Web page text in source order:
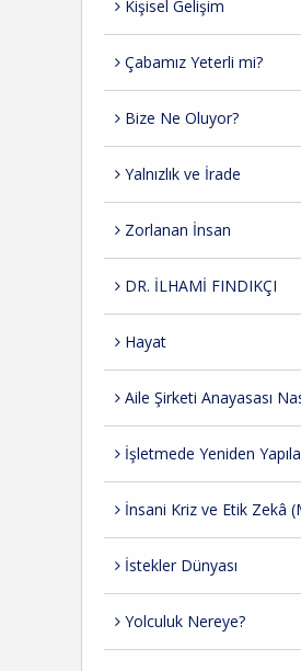
Kişisel Gelişim
Çabamız Yeterli mi?
Bize Ne Oluyor?
Yalnızlık ve İrade
Zorlanan İnsan
DR. İLHAMİ FINDIKÇI
Hayat
Aile Şirketi Anayasası Nasıl
İşletmede Yeniden
İnsani Kriz ve Etik Zekâ
İstekler Dünyası
Yolculuk Nereye?